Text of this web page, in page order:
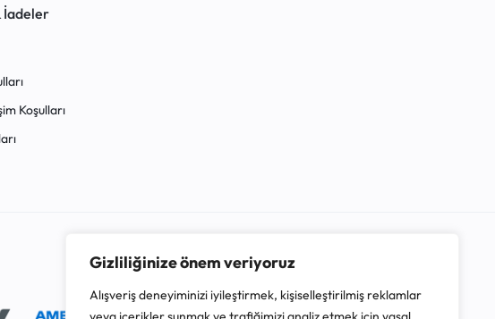
Gizliliğinize önem veriyoruz
Alışveriş deneyiminizi iyileştirmek, kişiselleştirilmiş reklamlar
İadeler
Koşulları